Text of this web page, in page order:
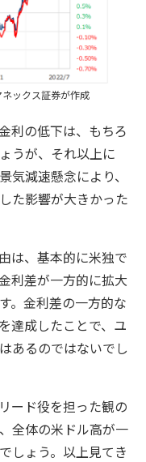
ックス証券が作成
利の低下は、もちろ
うが、それ以上に
気減速懸念により、
た影響が大きかった
は、基本的に米独で
利差が一方的に拡大
。金利差の一方的な
達成したことで、ユ
あるのではないでし
ード役を担った観の
全体の米ドル高が一
しょう。以上見てき